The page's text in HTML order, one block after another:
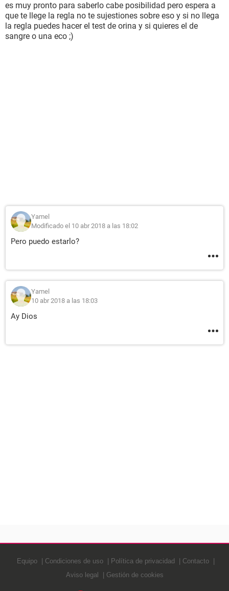
es muy pronto para saberlo cabe posibilidad pero espera a
que te llege la regla no te sujestiones sobre eso y si no llega
la regla puedes hacer el test de orina y si quieres el de
sangre o una eco ;)
Yamel
Modificado el 10 abr 2018 a las 18:02
Pero puedo estarlo?
Yamel
10 abr 2018 a las 18:03
Ay Dios
Equipo Condiciones de uso Política de privacidad
Contacto
Aviso legal
Gestión de cookies